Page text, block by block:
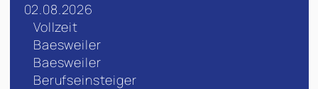
02.08.2026
Vollzeit
Baesweiler
Baesweiler
Berufseinsteiger